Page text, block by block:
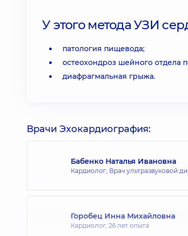
У этого метода УЗИ
патология пищевода;
остеохондроз шейного отдела
диафрагмальная грыжа.
Врачи Эхокардиография:
Бабенко Наталья Ивановна
Кардиолог; Врач ультразвуковой
Горобец Инна Михайловна
Кардиолог, 26 лет опыта